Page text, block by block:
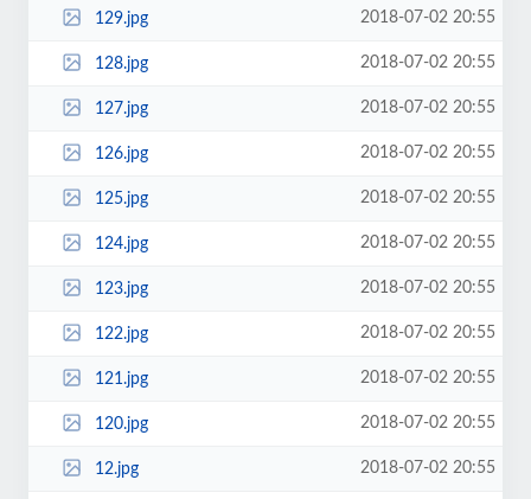
129.jpg 2018-07-02 20:55
128.jpg 2018-07-02 20:55
127.jpg 2018-07-02 20:55
126.jpg 2018-07-02 20:55
125.jpg 2018-07-02 20:55
124.jpg 2018-07-02 20:55
123.jpg 2018-07-02 20:55
122.jpg 2018-07-02 20:55
121.jpg 2018-07-02 20:55
120.jpg 2018-07-02 20:55
12.jpg 2018-07-02 20:55